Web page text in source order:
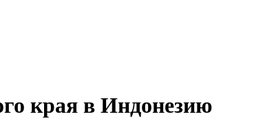
края в Индонезию